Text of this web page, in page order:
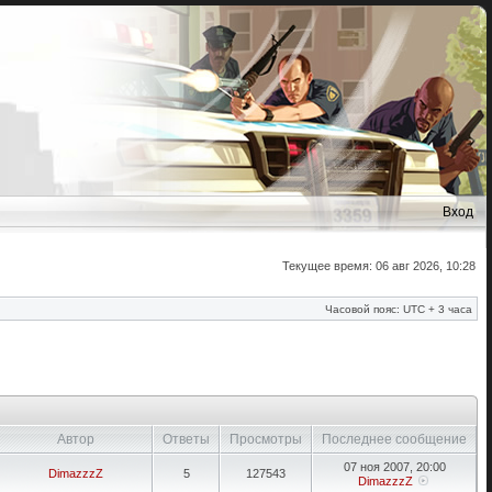
Вход
Текущее время: 06 авг 2026, 10:28
Часовой пояс: UTC + 3 часа
Автор Ответы Просмотры Последнее сообщение
DimazzzZ 5 127543
07 ноя 2007, 20:00
DimazzzZ